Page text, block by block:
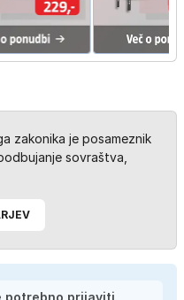
zakonika je posameznik
sovraštva,